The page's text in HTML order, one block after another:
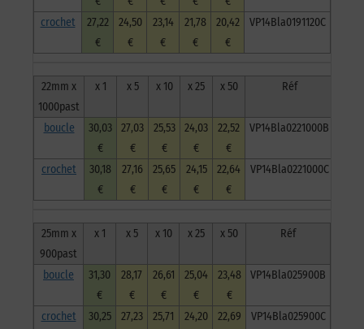
crochet
27,22
€
24,50
€
23,14
€
21,78
€
20,42
€
VP14Bla0191120C
22mm x
1000past
x 1 x 5 x 10 x 25 x 50 Réf
boucle
30,03
€
27,03
€
25,53
€
24,03
€
22,52
€
VP14Bla0221000B
crochet
30,18
€
27,16
€
25,65
€
24,15
€
22,64
€
VP14Bla0221000C
25mm x
900past
x 1 x 5 x 10 x 25 x 50 Réf
boucle
31,30
€
28,17
€
26,61
€
25,04
€
23,48
€
VP14Bla025900B
crochet
30,25
27,23
25,71
24,20
22,69
VP14Bla025900C